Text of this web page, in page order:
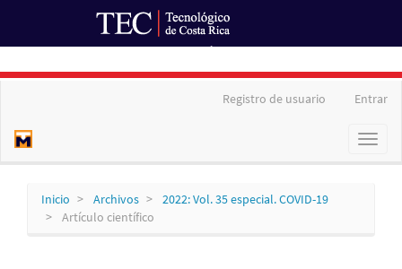
Registro de usuario Entrar
Toggle
Inicio Archivos
2022: Vol. 35 especial. COVID-19
Artículo científico